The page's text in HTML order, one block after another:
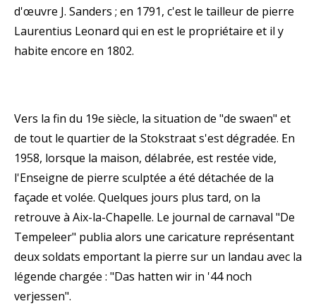
d'œuvre J. Sanders ; en 1791, c'est le tailleur de pierre
Laurentius Leonard qui en est le propriétaire et il y
habite encore en 1802.
Vers la fin du 19e siècle, la situation de "de swaen" et
de tout le quartier de la Stokstraat s'est dégradée. En
1958, lorsque la maison, délabrée, est restée vide,
l'Enseigne de pierre sculptée a été détachée de la
façade et volée. Quelques jours plus tard, on la
retrouve à Aix-la-Chapelle. Le journal de carnaval "De
Tempeleer" publia alors une caricature représentant
deux soldats emportant la pierre sur un landau avec la
légende chargée : "Das hatten wir in '44 noch
verjessen".